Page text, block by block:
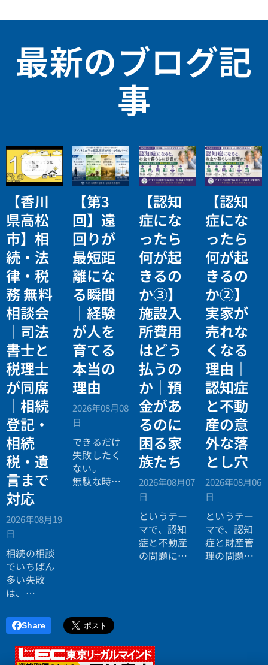
最新のブログ記
事
【香川
県高松
市】相
続・法
律・税
務 無料
相談会
｜司法
書士と
税理士
が同席
｜相続
登記・
相続
税・遺
言まで
対応
2026年08月19
日
相続の相談
でいちばん
多い失敗
は、
行ったら登
記の話がで
きず、司法
書士に行っ
【第3
回】遠
回りが
最短距
離にな
る瞬間
｜経験
が人を
育てる
本当の
理由
2026年08月08
日
できるだけ
失敗したく
ない。
無駄な時間
【認知
症にな
ったら
何が起
きるの
か③】
施設入
所費用
はどう
払うの
か｜預
金があ
るのに
困る家
族たち
2026年08月07
日
というテー
マで、認知
症と不動産
の問題につ
【認知
症にな
ったら
何が起
きるの
か②】
実家が
売れな
くなる
理由｜
認知症
と不動
産の意
外な落
とし穴
2026年08月06
日
というテー
マで、認知
症と財産管
理の問題に
Share